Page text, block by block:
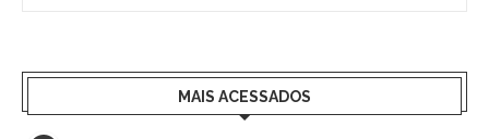
MAIS ACESSADOS